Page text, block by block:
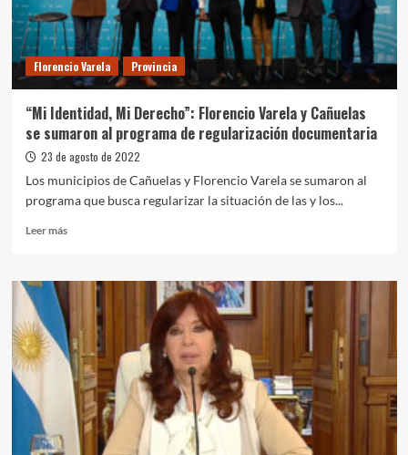
del
Deporte
Adaptado
y
Paralímpico
Florencio Varela Provincia
“Mi Identidad, Mi Derecho”: Florencio Varela y Cañuelas
se sumaron al programa de regularización documentaria
23 de agosto de 2022
Los municipios de Cañuelas y Florencio Varela se sumaron al
programa que busca regularizar la situación de las y los...
Leer másLeer
“Mi
Mi
Derecho”:
Florencio
Varela
Cañuelas
se
sumaron